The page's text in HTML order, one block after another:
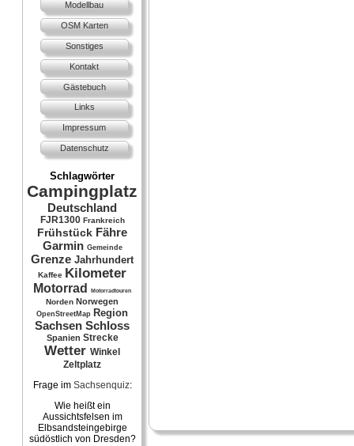
Modellbau
OSM Karten
Sonstiges
Kontakt
Gästebuch
Links
Impressum
Datenschutz
Schlagwörter
Campingplatz
Deutschland
FJR1300 Frankreich
Frühstück Fähre
Garmin Gemeinde
Grenze Jahrhundert
Kaffee Kilometer
Motorrad Motorradtouren
Norden Norwegen
OpenStreetMap Region
Sachsen Schloss
Spanien Strecke
Wetter Winkel
Zeltplatz
Frage im Sachsenquiz:
Wie heißt ein
Aussichtsfelsen im
Elbsandsteingebirge
südöstlich von Dresden?